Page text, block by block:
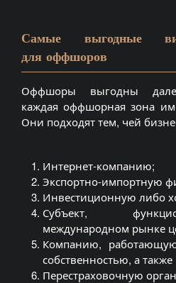
Самые выгодные
для оффшоров
Оффшоры выгодны
каждая оффшорная зона
Они подходят тем, чей
Интернет-компанию;
Экспортно-импортную
Инвестиционную либо
Субъект,
международном рынке
Компанию,
собственностью, а
Перестраховочную